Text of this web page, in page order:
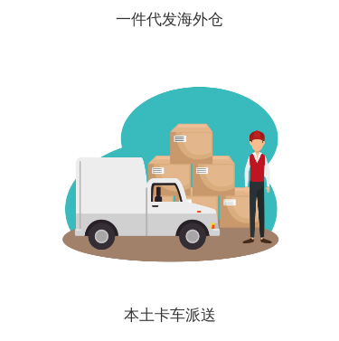
一件代发海外仓
本土卡车派送